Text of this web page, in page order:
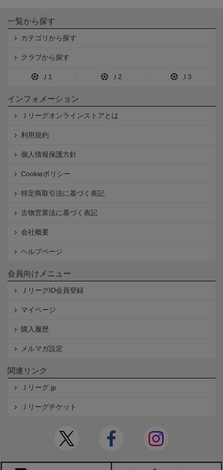
一覧から探す
カテゴリから探す
クラブから探す
Ｊ1 Ｊ2 Ｊ3
インフォメーション
Ｊリーグオンラインストアとは
利用規約
個人情報保護方針
Cookieポリシー
特定商取引法に基づく表記
古物営業法に基づく表記
会社概要
ヘルプページ
会員向けメニュー
ＪリーグID会員登録
マイページ
購入履歴
メルマガ設定
関連リンク
Ｊリーグ.jp
Ｊリーグチケット